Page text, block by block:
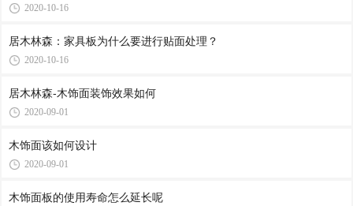
2020-10-16
居木林森：家具板为什么要进行贴面处理？
2020-10-16
居木林森-木饰面装饰效果如何
2020-09-01
木饰面该如何设计
2020-09-01
木饰面板的使用寿命怎么延长呢